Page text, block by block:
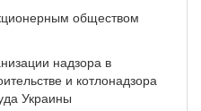
обществом
надзора в
и котлонадзора
Украины